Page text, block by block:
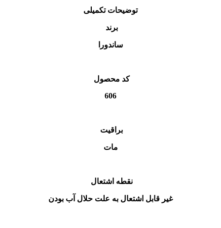
توضیحات تکمیلی
برند
ساندورا
کد محصول
606
براقیت
مات
نقطه اشتعال
غیر قابل اشتعال به علت حلال آب بودن